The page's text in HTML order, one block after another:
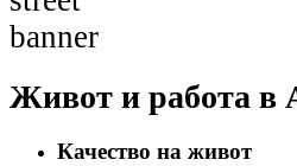
Живот и работа в
Качество на живот